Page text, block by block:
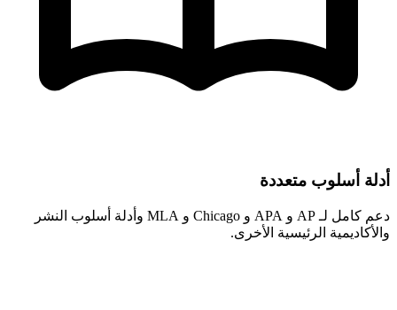
أدلة أسلوب متعددة
دعم كامل لـ AP و APA و Chicago و MLA وأدلة أسلوب النشر
والأكاديمية الرئيسية الأخرى.